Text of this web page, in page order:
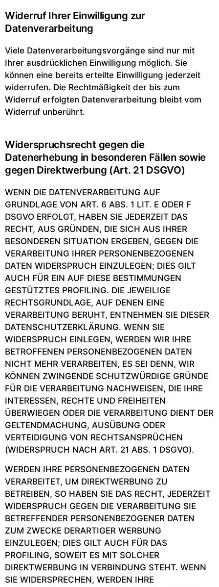
Widerruf Ihrer Einwilligung zur
Datenverarbeitung
Viele Datenverarbeitungsvorgänge sind nur mit
Ihrer ausdrücklichen Einwilligung möglich. Sie
können eine bereits erteilte Einwilligung jederzeit
widerrufen. Die Rechtmäßigkeit der bis zum
Widerruf erfolgten Datenverarbeitung bleibt vom
Widerruf unberührt.
Widerspruchsrecht gegen die
Datenerhebung in besonderen Fällen sowie
gegen Direktwerbung (Art. 21 DSGVO)
WENN DIE DATENVERARBEITUNG AUF
GRUNDLAGE VON ART. 6 ABS. 1 LIT. E ODER F
DSGVO ERFOLGT, HABEN SIE JEDERZEIT DAS
RECHT, AUS GRÜNDEN, DIE SICH AUS IHRER
BESONDEREN SITUATION ERGEBEN, GEGEN DIE
VERARBEITUNG IHRER PERSONENBEZOGENEN
DATEN WIDERSPRUCH EINZULEGEN; DIES GILT
AUCH FÜR EIN AUF DIESE BESTIMMUNGEN
GESTÜTZTES PROFILING. DIE JEWEILIGE
RECHTSGRUNDLAGE, AUF DENEN EINE
VERARBEITUNG BERUHT, ENTNEHMEN SIE DIESER
DATENSCHUTZERKLÄRUNG. WENN SIE
WIDERSPRUCH EINLEGEN, WERDEN WIR IHRE
BETROFFENEN PERSONENBEZOGENEN DATEN
NICHT MEHR VERARBEITEN, ES SEI DENN, WIR
KÖNNEN ZWINGENDE SCHUTZWÜRDIGE GRÜNDE
FÜR DIE VERARBEITUNG NACHWEISEN, DIE IHRE
INTERESSEN, RECHTE UND FREIHEITEN
ÜBERWIEGEN ODER DIE VERARBEITUNG DIENT DER
GELTENDMACHUNG, AUSÜBUNG ODER
VERTEIDIGUNG VON RECHTSANSPRÜCHEN
(WIDERSPRUCH NACH ART. 21 ABS. 1 DSGVO).
WERDEN IHRE PERSONENBEZOGENEN DATEN
VERARBEITET, UM DIREKTWERBUNG ZU
BETREIBEN, SO HABEN SIE DAS RECHT, JEDERZEIT
WIDERSPRUCH GEGEN DIE VERARBEITUNG SIE
BETREFFENDER PERSONENBEZOGENER DATEN
ZUM ZWECKE DERARTIGER WERBUNG
EINZULEGEN; DIES GILT AUCH FÜR DAS
PROFILING, SOWEIT ES MIT SOLCHER
DIREKTWERBUNG IN VERBINDUNG STEHT. WENN
SIE WIDERSPRECHEN, WERDEN IHRE